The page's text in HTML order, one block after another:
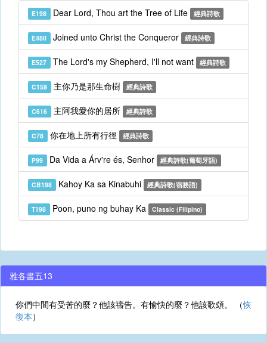
E198 Dear Lord, Thou art the Tree of Life 經典詩歌
E480 Joined unto Christ the Conqueror 經典詩歌
E527 The Lord's my Shepherd, I'll not want 經典詩歌
C159 主你乃是那生命樹 經典詩歌
C616 主阿我愛你的居所 經典詩歌
C78 你在地上所有行徑 經典詩歌
P99 Da Vida a Árv're és, Senhor 經典詩歌(葡萄牙語)
CB198 Kahoy Ka sa Kinabuhi 經典詩歌(宿務語)
T198 Poon, puno ng buhay Ka Classic (Filipino)
雅各書五13
你們中間有受苦的麼？他該禱告。有愉快的麼？他該歌頌。 （恢
復本）